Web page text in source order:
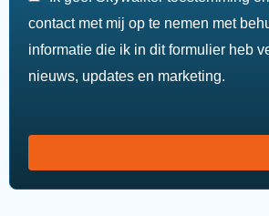
contact met mij op te nemen met
informatie die ik in dit formulier heb
nieuws, updates en marketing.